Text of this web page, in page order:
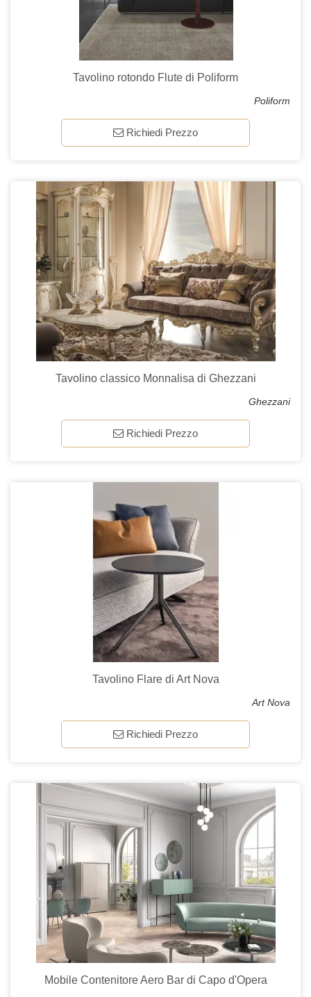
Tavolino rotondo Flute di Poliform
Poliform
Richiedi Prezzo
Tavolino classico Monnalisa di Ghezzani
Ghezzani
Richiedi Prezzo
Tavolino Flare di Art Nova
Art Nova
Richiedi Prezzo
Mobile Contenitore Aero Bar di Capo d'Opera